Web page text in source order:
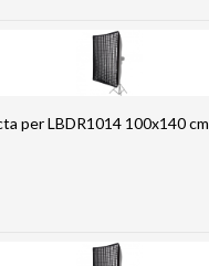
per LBDR1014 100x140 cm